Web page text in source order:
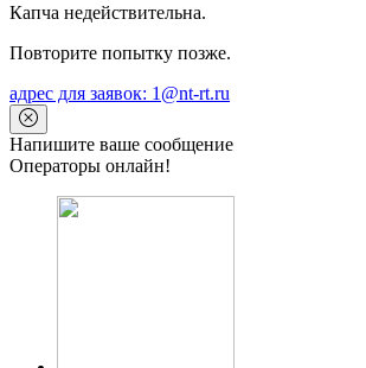
Капча недействительна.
Повторите попытку позже.
адрес для заявок: 1@nt-rt.ru
Напишите ваше сообщение
Операторы онлайн!